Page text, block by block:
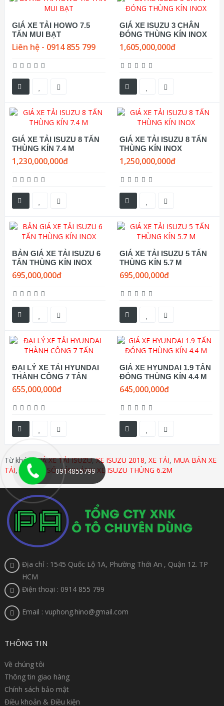
GIÁ XE TẢI HOWO 7.5
TẤN MUI BẠT
Liên hệ - 0914 855 799
GIÁ XE ISUZU 3 CHÂN
ĐÓNG THÙNG KÍN INOX
1,605,000,000đ
GIÁ XE TẢI ISUZU 8 TẤN
THÙNG KÍN 7.4 M
1,230,000,000đ
GIÁ XE TẢI ISUZU 8 TẤN
THÙNG KÍN INOX
1,250,000,000đ
BẢN GIÁ XE TẢI ISUZU 6
TẤN THÙNG KÍN INOX
695,000,000đ
GIÁ XE TẢI ISUZU 5 TẤN
THÙNG KÍN 5.7 M
695,000,000đ
ĐẠI LÝ XE TẢI HYUNDAI
THÀNH CÔNG 7 TẤN
655,000,000đ
GIÁ XE HYUNDAI 1.9 TẤN
ĐÓNG THÙNG KÍN 4.4 M
645,000,000đ
Từ khóa:GIÁ XE TẢI ISUZU,XE ISUZU 2018, XE TẢI, MUA BÁN XE
TẢI,THÔNG SỐ,HÌNH ẢNH XE ISUZU THÙNG 6.2M
Địa chỉ : 1545 Quốc Lộ 1A, Phường Thới An , Quận 12. TP
HCM
Điện thoại : 0914 855 799
Email : vuphong.hino@gmail.com
THÔNG TIN
Về chúng tôi
Thông tin giao hàng
Chính sách bảo mật
Điều khoản & Điều kiện
0914855799